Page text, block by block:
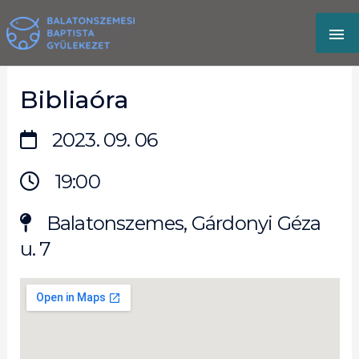
to
content
Bibliaóra
2023. 09. 06
19:00
Balatonszemes, Gárdonyi Géza
u. 7